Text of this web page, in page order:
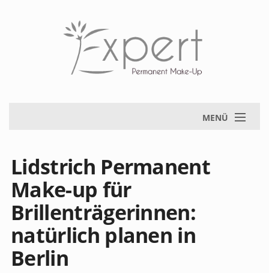
MENÜ
Lidstrich Permanent
Make-up für
Brillenträgerinnen:
natürlich planen in
Berlin